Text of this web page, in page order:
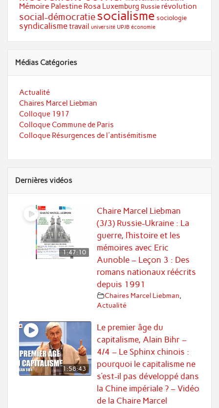
Mémoire Palestine Rosa Luxemburg Russie révolution
social-démocratiesocialisme sociologie
syndicalismetravail université UPJB économie
Médias Catégories
Actualité
Chaires Marcel Liebman
Colloque 1917
Colloque Commune de Paris
Colloque Résurgences de l'antisémitisme
Dernières vidéos
1:47:10
Chaire Marcel Liebman
(3/3) Russie-Ukraine : La
guerre, l’histoire et les
mémoires avec Eric
Aunoble – Leçon 3 : Des
romans nationaux réécrits
depuis 1991
Chaires Marcel Liebman
Actualité
1:58:43
Le premier âge du
capitalisme, Alain Bihr –
4/4 – Le Sphinx chinois :
pourquoi le capitalisme ne
s’est-il pas développé dans
la Chine impériale ? – Vidéo
de la Chaire Marcel